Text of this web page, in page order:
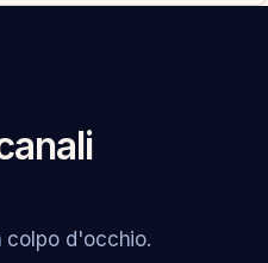
colpo d'occhio.